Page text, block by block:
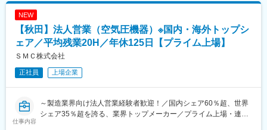
■取扱い商材
「錠剤計数機」や「X線異物検査装置」など医薬品生産に必要な設
備を軸とする計量・包装・検査ライン製品全般
高いフィールドでキャリアを築けます。計数・包装・検査といっ
た一連の工程を理解し、機械仕様に踏み込んだ高度な技術提案力
です。
NEW
【秋田】法人営業（空気圧機器）※国内・海外トップシ
ェア／平均残業20H／年休125日【プライム上場】
ＳＭＣ株式会社
正社員 上場企業
仕事内容
～製造業界向け法人営業経験者歓迎！／国内シェア60％超、世界
シェア35％超を誇る、業界トップメーカー／プライム上場・連結